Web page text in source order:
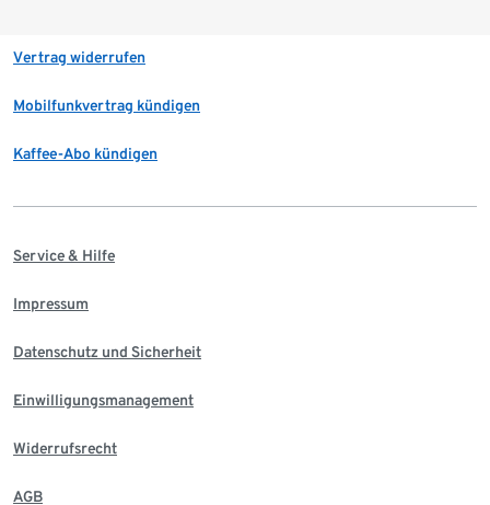
Vertrag widerrufen
Mobilfunkvertrag kündigen
Kaffee-Abo kündigen
Service & Hilfe
Impressum
Datenschutz und Sicherheit
Einwilligungsmanagement
Widerrufsrecht
AGB